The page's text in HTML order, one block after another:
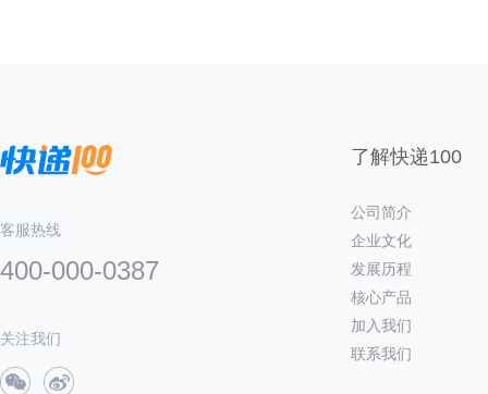
客服热线
400-000-0387
关注我们
了解快递100
公司简介
企业文化
发展历程
核心产品
加入我们
联系我们